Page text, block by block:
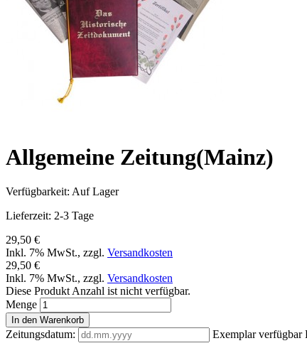
Allgemeine Zeitung(Mainz)
Verfügbarkeit: Auf Lager
Lieferzeit: 2-3 Tage
29,50 €
Inkl. 7% MwSt., zzgl. Versandkosten
29,50 €
Inkl. 7% MwSt., zzgl. Versandkosten
Diese Produkt Anzahl ist nicht verfügbar.
Menge
In den Warenkorb
Zeitungsdatum: Exemplar verfügbar